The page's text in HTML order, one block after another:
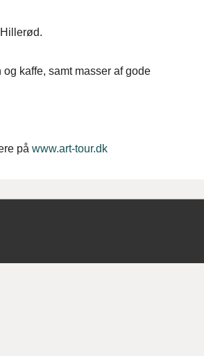
kaffe, samt masser af gode
på www.art-tour.dk